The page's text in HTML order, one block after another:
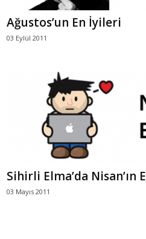
Ağustos’un En İyileri
03 Eylül 2011
Sihirli Elma’da Nisan’ın
03 Mayıs 2011